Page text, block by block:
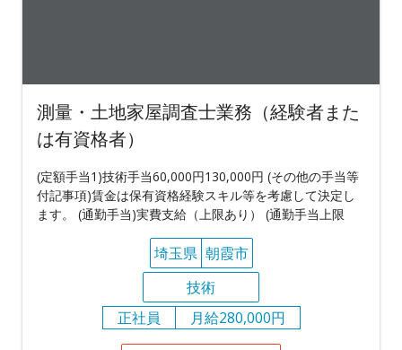
測量・土地家屋調査士業務（経験者また
は有資格者）
(定額手当1)技術手当60,000円130,000円 (その他の手当等
付記事項)賃金は保有資格経験スキル等を考慮して決定し
ます。 (通勤手当)実費支給（上限あり） (通勤手当上限
埼玉県 朝霞市
技術
正社員
月給280,000円